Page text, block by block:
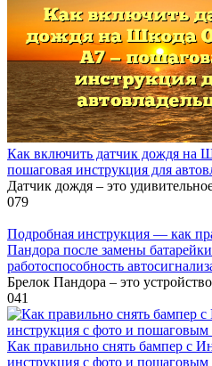
Как включить датчик дождя на
пошаговая инструкция для
Датчик дождя – это
079
Подробная инструкция — как
Пандора после замены
работоспособность
Брелок Пандора – это
041
Как правильно снять бампер с
инструкция с фото и